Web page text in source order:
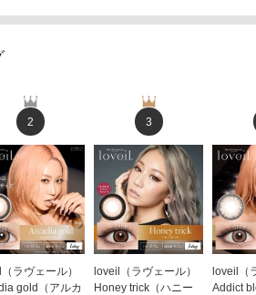
2
ラヴェール）
gold（アルカ
3
loveil（ラヴェール）
Honey trick（ハニー
loveil（
Addict